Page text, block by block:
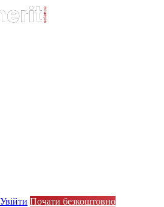
Увійти Почати безкоштовно